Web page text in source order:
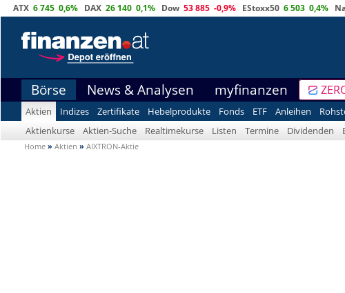
ATX 6 745 0,6% DAX 26 140 0,1% Dow 53 885 -0,9% EStoxx50 6 503 0,4%
Börse News & Analysen myfinanzen
Aktien Indizes Zertifikate Hebelprodukte Fonds ETF Anleihen
Aktienkurse
Aktien-Suche Realtimekurse Listen Termine Dividenden
Home » Aktien » AIXTRON-Aktie